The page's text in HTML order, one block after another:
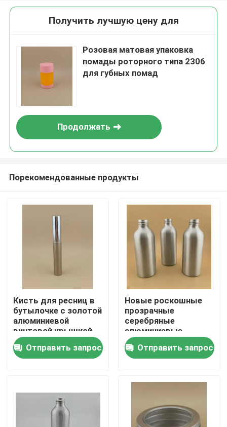
Домой
Получить лучшую цену для
Розовая матовая упаковка
помады роторного типа 2306
для губных помад
Продолжать
Порекомендованные продукты
Кисть для ресниц в
бутылочке с золотой
алюминиевой
винтовой крышкой
для женщин
Отправить запрос
Новые роскошные
прозрачные
серебряные
алюминиевые
бутылки
высококачественных
косметических
бутылок
Отправить запрос